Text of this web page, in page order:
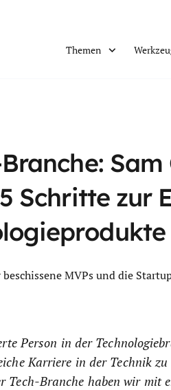
Themen
Schritte zur
MVPs und die
Person in der
Karriere in der Technik
Branche haben wir mit